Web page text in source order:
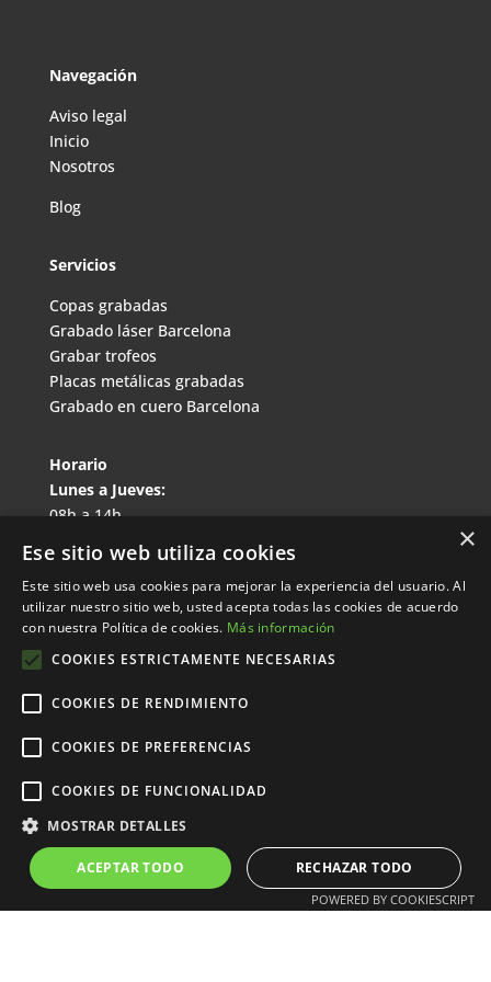
Navegación
Aviso legal
Inicio
Nosotros
Blog
Servicios
Copas grabadas
Grabado láser Barcelona
Grabar trofeos
Placas metálicas grabadas
Grabado en cuero Barcelona
Horario
Lunes a Jueves:
08h a 14h
16h a 19h
Viernes:
08h a 14h
Gravats a l’Instant S.C.P.
Barcelona – 08027
Teléfono: 933 114 725
Open
chaty
×
Ese sitio web utiliza cookies
Este sitio web usa cookies para mejorar la experiencia del usuario. Al
utilizar nuestro sitio web, usted acepta todas las cookies de acuerdo
con nuestra Política de cookies. Más información
COOKIES ESTRICTAMENTE NECESARIAS
COOKIES DE RENDIMIENTO
COOKIES DE PREFERENCIAS
COOKIES DE FUNCIONALIDAD
MOSTRAR DETALLES
ACEPTAR TODO RECHAZAR TODO
POWERED BY COOKIESCRIPT